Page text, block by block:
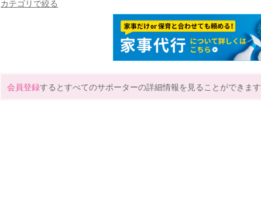
カテゴリで絞る
会員登録するとすべてのサポーターの詳細情報を見ることができます